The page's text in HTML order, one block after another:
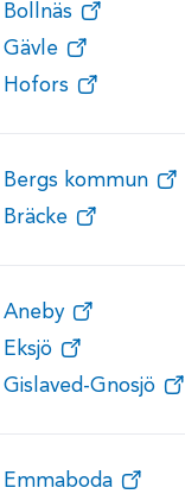
Bollnäs
Gävle
Hofors
Bergs kommun
Bräcke
Aneby
Eksjö
Gislaved-Gnosjö
Emmaboda